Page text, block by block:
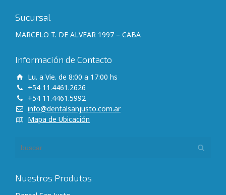
Sucursal
MARCELO T. DE ALVEAR 1997 – CABA
Información de Contacto
Lu. a Vie. de 8:00 a 17:00 hs
+54 11.4461.2626
+54 11.4461.5992
info@dentalsanjusto.com.ar
Mapa de Ubicación
Nuestros Produtos